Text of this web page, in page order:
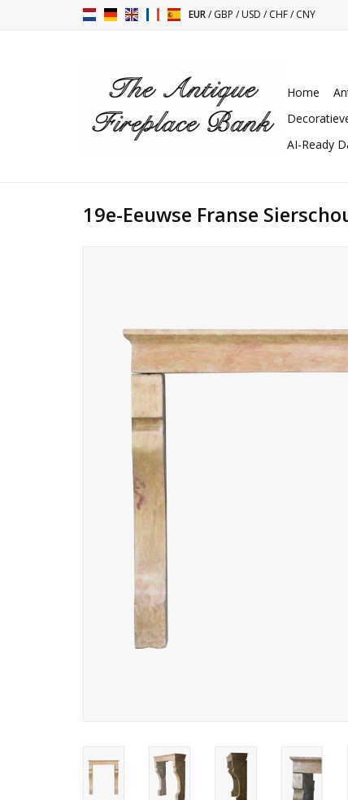
EUR/GBP /USD /CHF/CNY
Home
AI-Ready
19e-Eeuwse Franse